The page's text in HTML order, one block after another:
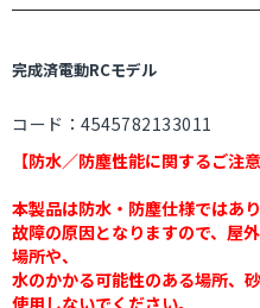
完成済電動RCモデル
コード：4545782133011
【防水／防塵性能に関するご注意
本製品は防水・防塵仕様ではあり
故障の原因となりますので、屋
場所や、
水のかかる可能性のある場所、
使用しないでください。